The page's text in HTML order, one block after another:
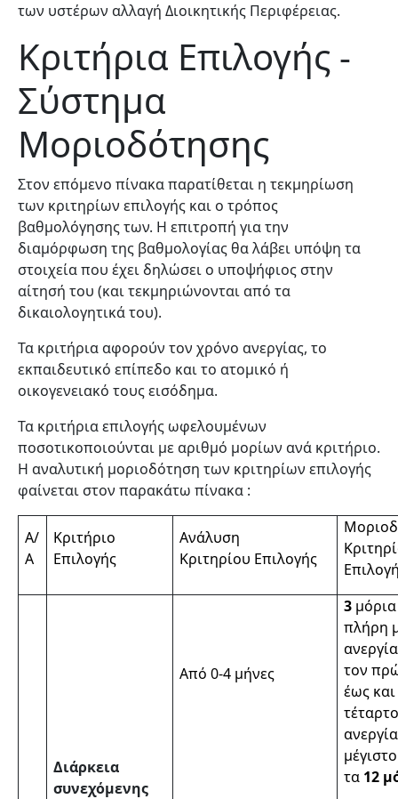
των υστέρων αλλαγή Διοικητικής Περιφέρειας.
Κριτήρια Επιλογής -
Σύστημα
Μοριοδότησης
Στον επόμενο πίνακα παρατίθεται η τεκμηρίωση
των κριτηρίων επιλογής και ο τρόπος
βαθμολόγησης των. Η επιτροπή για την
διαμόρφωση της βαθμολογίας θα λάβει υπόψη τα
στοιχεία που έχει δηλώσει ο υποψήφιος στην
αίτησή του (και τεκμηριώνονται από τα
δικαιολογητικά του).
Τα κριτήρια αφορούν τον χρόνο ανεργίας, το
εκπαιδευτικό επίπεδο και το ατομικό ή
οικογενειακό τους εισόδημα.
Τα κριτήρια επιλογής ωφελουμένων
ποσοτικοποιούνται με αριθμό μορίων ανά κριτήριο.
Η αναλυτική μοριοδότηση των κριτηρίων επιλογής
φαίνεται στον παρακάτω πίνακα :
Α/
Α
Κριτήριο
Επιλογής
Ανάλυση
Κριτηρίου Επιλογής
Διάρκεια
συνεχόμενης
Από 0-4 μήνες
3
πλήρη
τον
έως
τα 12